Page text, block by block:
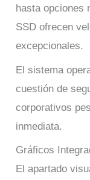
hasta opciones
SSD ofrecen
excepcionales.
El sistema
cuestión de
corporativos
inmediata.
Gráficos
El apartado